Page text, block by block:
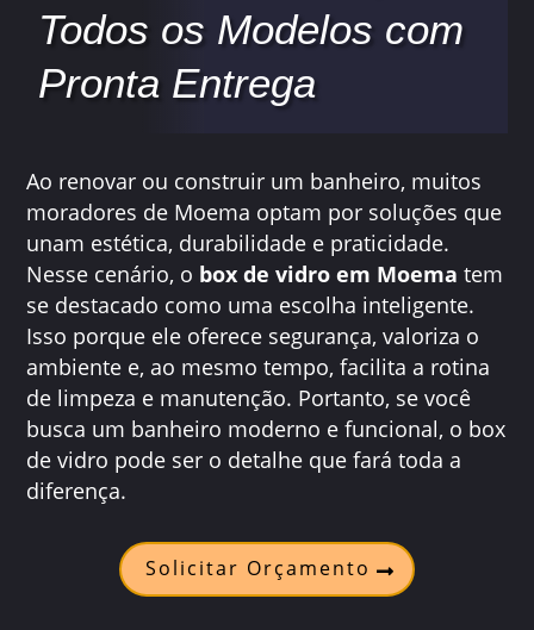
Todos os Modelos com
Pronta Entrega
Ao renovar ou construir um banheiro, muitos
moradores de Moema optam por soluções que
unam estética, durabilidade e praticidade.
Nesse cenário, o box de vidro em Moema tem
se destacado como uma escolha inteligente.
Isso porque ele oferece segurança, valoriza o
ambiente e, ao mesmo tempo, facilita a rotina
de limpeza e manutenção. Portanto, se você
busca um banheiro moderno e funcional, o box
de vidro pode ser o detalhe que fará toda a
diferença.
Solicitar Orçamento